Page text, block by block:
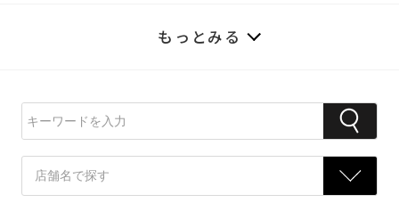
もっとみる